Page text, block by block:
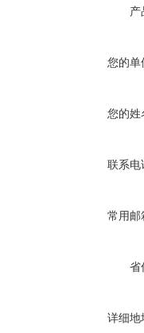
产
您的单
您的姓
联系电
常用邮
省
详细地